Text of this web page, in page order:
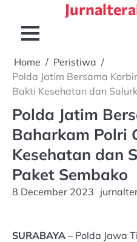
content
Home
Peristiwa
Polda Jatim Bersama
Bakti Kesehatan dan
Polda Jatim
Baharkam Polri
Kesehatan dan
Paket Sembako
8 December 2023
SURABAYA – Polda Jawa